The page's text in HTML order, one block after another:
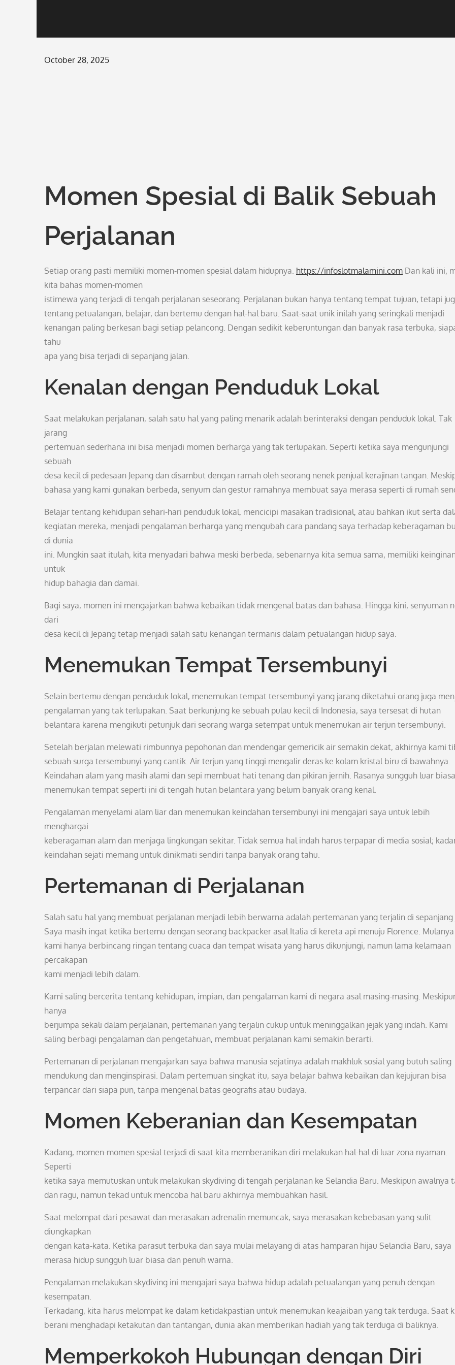
Posted
October 28, 2025
Momen Spesial di Balik Sebuah
Perjalanan
Setiap orang pasti memiliki momen-momen spesial dalam hidupnya. https://infoslotmalamini.com Dan kali ini,
kita bahas momen-momen
istimewa yang terjadi di tengah perjalanan seseorang. Perjalanan bukan hanya tentang tempat tujuan, tetapi
tentang petualangan, belajar, dan bertemu dengan hal-hal baru. Saat-saat unik inilah yang seringkali menjadi
kenangan paling berkesan bagi setiap pelancong. Dengan sedikit keberuntungan dan banyak rasa terbuka,
tahu
apa yang bisa terjadi di sepanjang jalan.
Kenalan dengan Penduduk Lokal
Saat melakukan perjalanan, salah satu hal yang paling menarik adalah berinteraksi dengan penduduk lokal. Tak
jarang
pertemuan sederhana ini bisa menjadi momen berharga yang tak terlupakan. Seperti ketika saya mengunjungi
sebuah
desa kecil di pedesaan Jepang dan disambut dengan ramah oleh seorang nenek penjual kerajinan tangan.
bahasa yang kami gunakan berbeda, senyum dan gestur ramahnya membuat saya merasa seperti di rumah
Belajar tentang kehidupan sehari-hari penduduk lokal, mencicipi masakan tradisional, atau bahkan ikut serta
kegiatan mereka, menjadi pengalaman berharga yang mengubah cara pandang saya terhadap keberagaman
di dunia
ini. Mungkin saat itulah, kita menyadari bahwa meski berbeda, sebenarnya kita semua sama, memiliki
untuk
hidup bahagia dan damai.
Bagi saya, momen ini mengajarkan bahwa kebaikan tidak mengenal batas dan bahasa. Hingga kini, senyuman
dari
desa kecil di Jepang tetap menjadi salah satu kenangan termanis dalam petualangan hidup saya.
Menemukan Tempat Tersembunyi
Selain bertemu dengan penduduk lokal, menemukan tempat tersembunyi yang jarang diketahui orang juga
pengalaman yang tak terlupakan. Saat berkunjung ke sebuah pulau kecil di Indonesia, saya tersesat di hutan
belantara karena mengikuti petunjuk dari seorang warga setempat untuk menemukan air terjun tersembunyi.
Setelah berjalan melewati rimbunnya pepohonan dan mendengar gemericik air semakin dekat, akhirnya kami
sebuah surga tersembunyi yang cantik. Air terjun yang tinggi mengalir deras ke kolam kristal biru di bawahnya.
Keindahan alam yang masih alami dan sepi membuat hati tenang dan pikiran jernih. Rasanya sungguh luar
menemukan tempat seperti ini di tengah hutan belantara yang belum banyak orang kenal.
Pengalaman menyelami alam liar dan menemukan keindahan tersembunyi ini mengajari saya untuk lebih
menghargai
keberagaman alam dan menjaga lingkungan sekitar. Tidak semua hal indah harus terpapar di media sosial;
keindahan sejati memang untuk dinikmati sendiri tanpa banyak orang tahu.
Pertemanan di Perjalanan
Salah satu hal yang membuat perjalanan menjadi lebih berwarna adalah pertemanan yang terjalin di sepanjang
Saya masih ingat ketika bertemu dengan seorang backpacker asal Italia di kereta api menuju Florence. Mulanya
kami hanya berbincang ringan tentang cuaca dan tempat wisata yang harus dikunjungi, namun lama kelamaan
percakapan
kami menjadi lebih dalam.
Kami saling bercerita tentang kehidupan, impian, dan pengalaman kami di negara asal masing-masing.
hanya
berjumpa sekali dalam perjalanan, pertemanan yang terjalin cukup untuk meninggalkan jejak yang indah. Kami
saling berbagi pengalaman dan pengetahuan, membuat perjalanan kami semakin berarti.
Pertemanan di perjalanan mengajarkan saya bahwa manusia sejatinya adalah makhluk sosial yang butuh saling
mendukung dan menginspirasi. Dalam pertemuan singkat itu, saya belajar bahwa kebaikan dan kejujuran bisa
terpancar dari siapa pun, tanpa mengenal batas geografis atau budaya.
Momen Keberanian dan Kesempatan
Kadang, momen-momen spesial terjadi di saat kita memberanikan diri melakukan hal-hal di luar zona nyaman.
Seperti
ketika saya memutuskan untuk melakukan skydiving di tengah perjalanan ke Selandia Baru. Meskipun awalnya
dan ragu, namun tekad untuk mencoba hal baru akhirnya membuahkan hasil.
Saat melompat dari pesawat dan merasakan adrenalin memuncak, saya merasakan kebebasan yang sulit
diungkapkan
dengan kata-kata. Ketika parasut terbuka dan saya mulai melayang di atas hamparan hijau Selandia Baru, saya
merasa hidup sungguh luar biasa dan penuh warna.
Pengalaman melakukan skydiving ini mengajari saya bahwa hidup adalah petualangan yang penuh dengan
kesempatan.
Terkadang, kita harus melompat ke dalam ketidakpastian untuk menemukan keajaiban yang tak terduga. Saat
berani menghadapi ketakutan dan tantangan, dunia akan memberikan hadiah yang tak terduga di baliknya.
Memperkokoh Hubungan dengan Diri